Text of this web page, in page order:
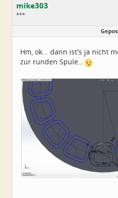
mike303
***
Alter:
47
Dabei seit:
11 / 2024
Hm, ok... dann ist's ja nicht
zur runden Spule...